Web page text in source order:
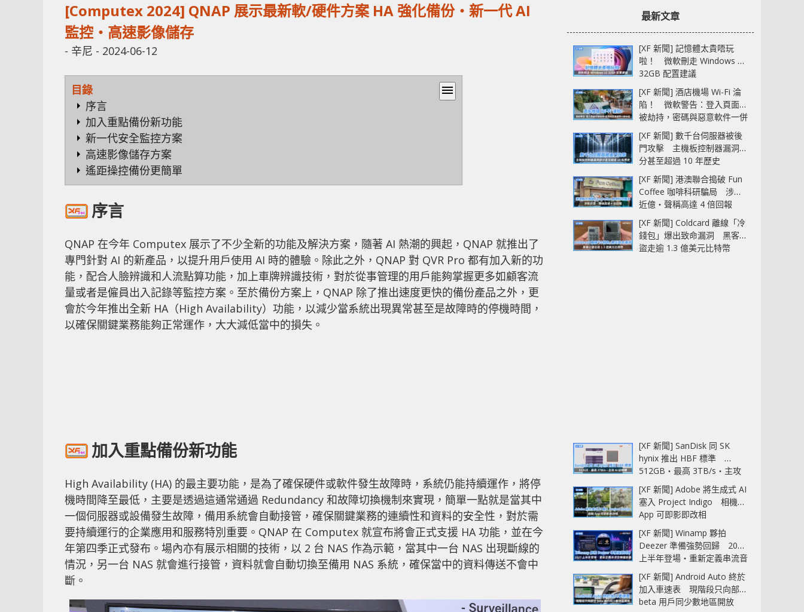
[Computex 2024] QNAP 展示最新軟/硬件方案 HA 強化備份‧新一代 AI
監控‧高速影像儲存
- 辛尼 - 2024-06-12
目錄
menu
序言
加入重點備份新功能
新一代安全監控方案
高速影像儲存方案
遙距操控備份更簡單
序言
QNAP 在今年 Computex 展示了不少全新的功能及解決方案，隨著 AI 熱潮的興起，QNAP 就推出了
專門針對 AI 的新產品，以提升用戶使用 AI 時的體驗。除此之外，QNAP 對 QVR Pro 都有加入新的功
能，配合人臉辨識和人流點算功能，加上車牌辨識技術，對於從事管理的用戶能夠掌握更多如顧客流
量或者是僱員出入記錄等監控方案。至於備份方案上，QNAP 除了推出速度更快的備份產品之外，更
會於今年推出全新 HA（High Availability）功能，以減少當系統出現異常甚至是故障時的停機時間，
以確保關鍵業務能夠正常運作，大大減低當中的損失。
加入重點備份新功能
High Availability (HA) 的最主要功能，是為了確保硬件或軟件發生故障時，系統仍能持續運作，將停
機時間降至最低，主要是透過這通常通過 Redundancy 和故障切換機制來實現，簡單一點就是當其中
一個伺服器或設備發生故障，備用系統會自動接管，確保關鍵業務的連續性和資料的安全性，對於需
要持續運行的企業應用和服務特別重要。QNAP 在 Computex 就宣布將會正式支援 HA 功能，並在今
年第四季正式發布。場內亦有展示相關的技術，以 2 台 NAS 作為示範，當其中一台 NAS 出現斷線的
情況，另一台 NAS 就會進行接管，資料就會自動切換至備用 NAS 系統，確保當中的資料傳送不會中
斷。
最新文章
[XF 新聞] 記憶體太貴唔玩
啦！ 微軟刪走 Windows 11
32GB 配置建議
[XF 新聞] 酒店機場 Wi-Fi 淪
陷！ 微軟警告：登入頁面可
被劫持，密碼與惡意軟件一併
中招
[XF 新聞] 數千台伺服器被後
門攻擊 主機板控制器漏洞部
分甚至超過 10 年歷史
[XF 新聞] 港澳聯合搗破 Fun
Coffee 咖啡科研騙局 涉款
近億‧聲稱高達 4 倍回報
[XF 新聞] Coldcard 離線「冷
錢包」爆出致命漏洞 黑客已
盜走逾 1.3 億美元比特幣
[XF 新聞] SanDisk 同 SK
hynix 推出 HBF 標準
512GB‧最高 3TB/s‧主攻
AI 記憶體
[XF 新聞] Adobe 將生成式 AI
塞入 Project Indigo 相機
App 可即影即改相
[XF 新聞] Winamp 夥拍
Deezer 準備強勢回歸 2027
上半年登場‧重新定義串流音
樂播放器
[XF 新聞] Android Auto 終於
加入車速表 現階段只向部分
beta 用戶同少數地區開放